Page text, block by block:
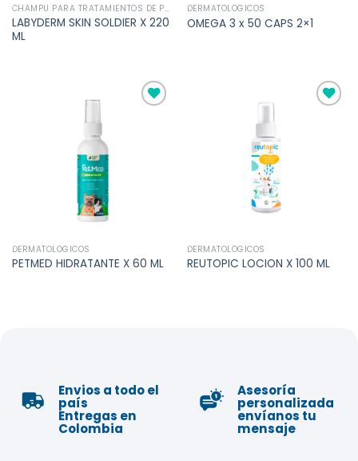
CHAMPÚ PARA TRATAMIENTOS DE PIEL
LABYDERM SKIN SOLDIER X 220
ML
DERMATOLÓGICOS
OMEGA 3 x 50 CAPS 2×1
DERMATOLÓGICOS
PETMED HIDRATANTE X 60 ML
DERMATOLÓGICOS
REUTOPIC LOCION X 100 ML
Envios a todo el
país
Entregas en
Colombia
Asesoría
personalizada
envíanos tu
mensaje